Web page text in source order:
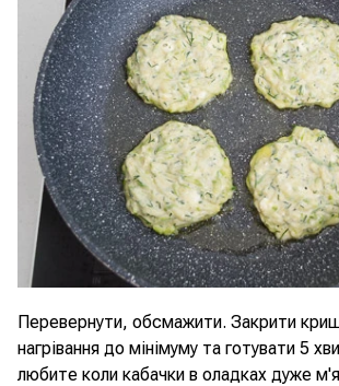
Перевернути, обсмажити. Закрити
нагрівання до мінімуму та готувати 5
любите коли кабачки в оладках дуже